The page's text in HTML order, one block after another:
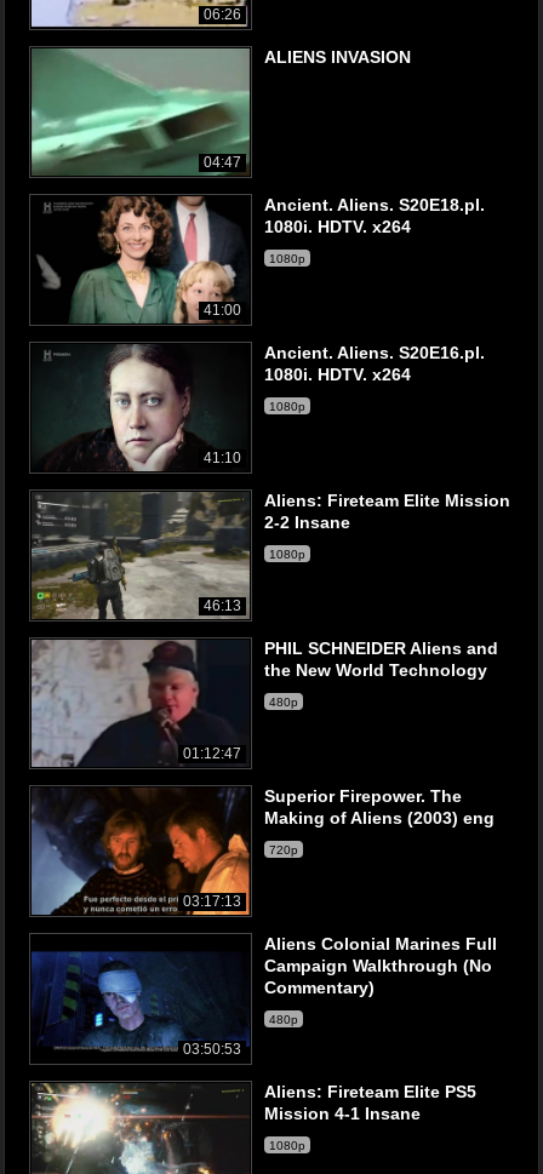
06:26
04:47
ALIENS INVASION
41:00
Ancient. Aliens. S20E18.pl.
1080i. HDTV. x264
1080p
41:10
Ancient. Aliens. S20E16.pl.
1080i. HDTV. x264
1080p
46:13
Aliens: Fireteam Elite Mission
2-2 Insane
1080p
01:12:47
PHIL SCHNEIDER Aliens and
the New World Technology
480p
03:17:13
Superior Firepower. The
Making of Aliens (2003) eng
720p
03:50:53
Aliens Colonial Marines Full
Campaign Walkthrough (No
Commentary)
480p
Aliens: Fireteam Elite PS5
Mission 4-1 Insane
1080p